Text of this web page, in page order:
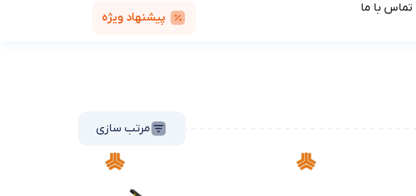
تماس با ما
پیشنهاد ویژه
مرتب سازی